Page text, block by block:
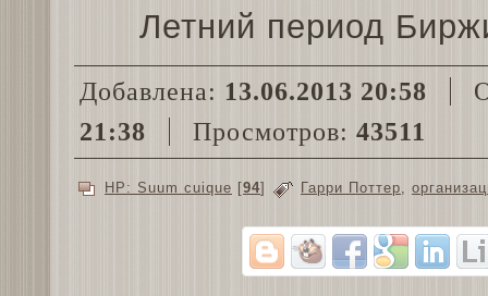
Летний период
Добавлена: 13.06.2013 20:58
21:38
Просмотров: 43511
HP: Suum cuique [94] Гарри Поттер,